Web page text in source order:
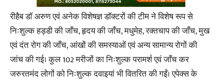
रीहैब डॉ अरुण एवं अनेक विशेषज्ञ डॉक्टरों की टीम ने विशेष रूप से
निःशुल्क हड्डी की जाँच, हृदय की जाँच, मधुमेह, रक्तचाप की जाँच, मुख
एवं दंत रोग की जाँच, आंखों की समस्याओं एवं अन्य सामान्य रोगों की
जांच की गई। कुल 102 मरीजों का निःशुल्क परामर्श एवं जाँच कर
जरुरतमंद लोगों को निःशुल्क दवाइयां भी वितरित की गईं। एपेक्स के